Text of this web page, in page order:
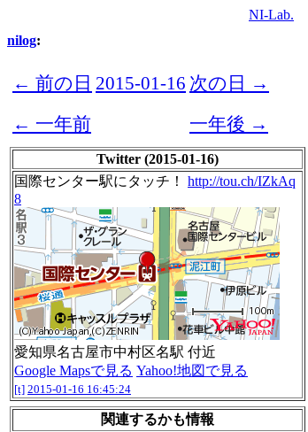
NI-Lab.
nilog:
← 前の日 2015-01-16 次の日 →
← 一年前
一年後 →
Twitter (2015-01-16)
国際センター駅にタッチ！ http://tou.ch/IZkAq
8
愛知県名古屋市中村区名駅 付近
Google Mapsで見る Yahoo!地図で見る
[t] 2015-01-16 16:45:24
関連するかも情報